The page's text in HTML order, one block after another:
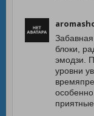
блоки,
эмодзи.
уровни